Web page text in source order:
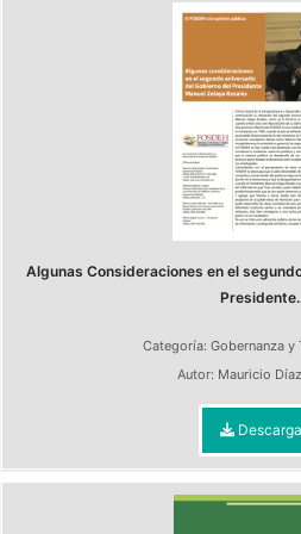
Algunas Consideraciones en el
Categoría: Gobernanza y
Autor: Mauricio